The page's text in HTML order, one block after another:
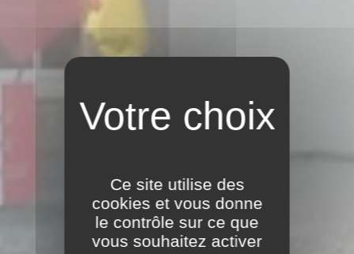
Ce site utilise des
cookies et vous donne
le contrôle sur ce que
vous souhaitez activer